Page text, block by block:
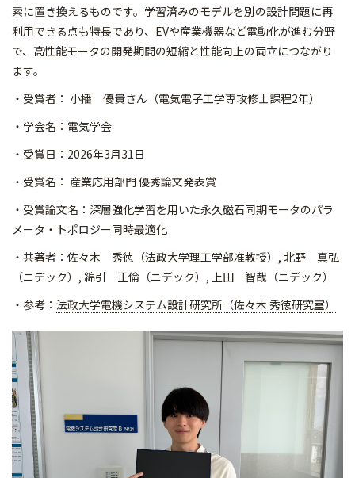
索に置き換えるものです。学習済みのモデルを別の設計問題に再
利用できる点も特長であり、EVや産業機器など電動化が進む分野
で、高性能モータの開発期間の短縮と性能向上の両立につながり
ます。
・受賞者： 小播 優貴さん（電気電子工学専攻修士課程2年）
・学会名：電気学会
・受賞日：2026年3月31日
・受賞名： 産業応用部門 優秀論文発表賞
・受賞論文名：深層強化学習を用いた永久磁石同期モータのパラ
メータ・トポロジー同時最適化
・共著者：佐々木 秀徳（法政大学理工学部准教授）, 北野 真弘
（ニデック）, 綿引 正倫（ニデック）, 上田 智哉（ニデック）
・参考： 法政大学電機システム設計研究所（佐々木 秀徳研究室）